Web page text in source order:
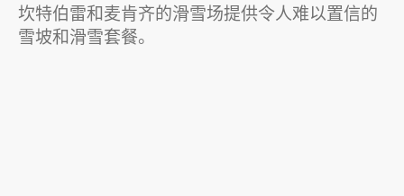
坎特伯雷和麦肯齐的滑雪场提供令人难以置信的
雪坡和滑雪套餐。